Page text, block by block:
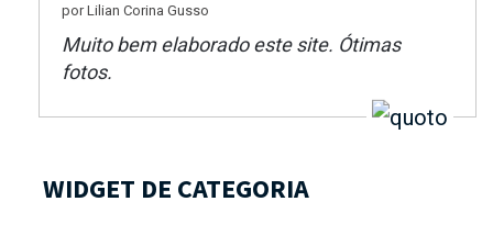
por Lilian Corina Gusso
Muito bem elaborado este site. Ótimas
fotos.
WIDGET DE CATEGORIA